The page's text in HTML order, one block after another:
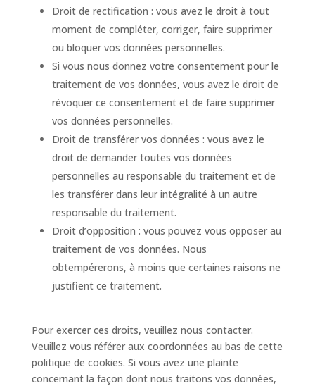
Droit de rectification : vous avez le droit à tout
moment de compléter, corriger, faire supprimer
ou bloquer vos données personnelles.
Si vous nous donnez votre consentement pour le
traitement de vos données, vous avez le droit de
révoquer ce consentement et de faire supprimer
vos données personnelles.
Droit de transférer vos données : vous avez le
droit de demander toutes vos données
personnelles au responsable du traitement et de
les transférer dans leur intégralité à un autre
responsable du traitement.
Droit d’opposition : vous pouvez vous opposer au
traitement de vos données. Nous
obtempérerons, à moins que certaines raisons ne
justifient ce traitement.
Pour exercer ces droits, veuillez nous contacter.
Veuillez vous référer aux coordonnées au bas de cette
politique de cookies. Si vous avez une plainte
concernant la façon dont nous traitons vos données,